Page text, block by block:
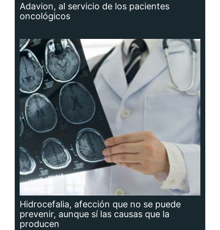
Adavion, al servicio de los pacientes
oncológicos
Hidrocefalia, afección que no se puede
prevenir, aunque sí las causas que la
producen